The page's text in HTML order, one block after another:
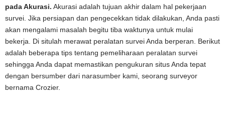
pada Akurasi. Akurasi adalah tujuan akhir dalam hal pekerjaan
survei. Jika persiapan dan pengecekkan tidak dilakukan, Anda pasti
akan mengalami masalah begitu tiba waktunya untuk mulai
bekerja. Di situlah merawat peralatan survei Anda berperan. Berikut
adalah beberapa tips tentang pemeliharaan peralatan survei
sehingga Anda dapat memastikan pengukuran situs Anda tepat
dengan bersumber dari narasumber kami, seorang surveyor
bernama Crozier.